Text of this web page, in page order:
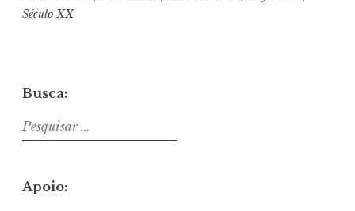
Século XX
Busca:
Pesquisar
por:
Apoio: